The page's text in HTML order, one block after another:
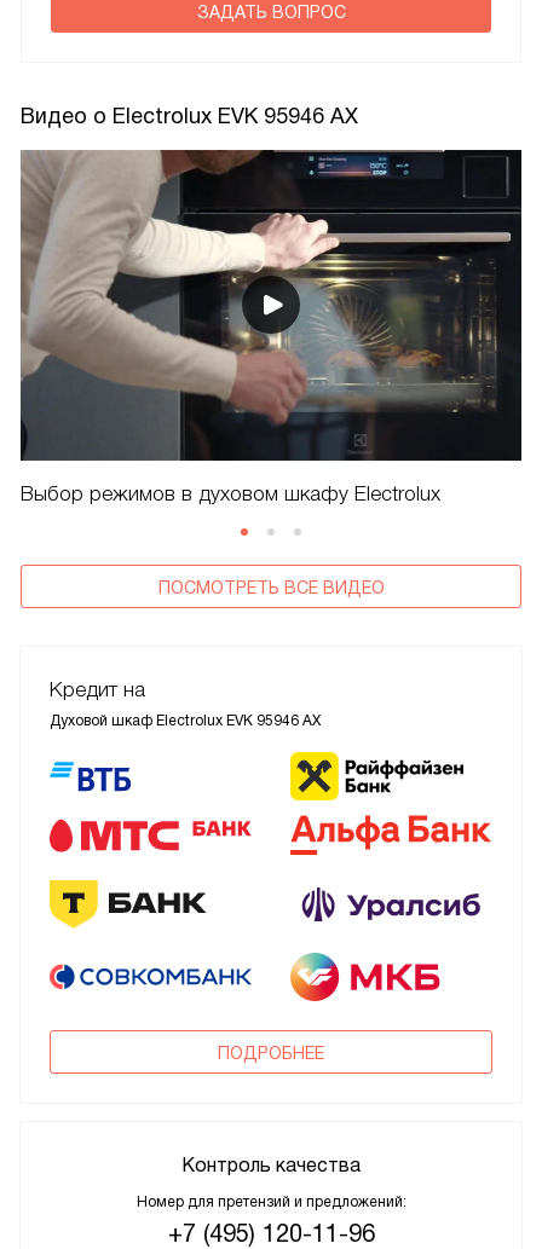
ЗАДАТЬ ВОПРОС
Видео о Electrolux EVK 95946 AX
Выбор режимов в духовом шкафу Electrolux
ПОСМОТРЕТЬ ВСЕ ВИДЕО
Кредит на
Духовой шкаф Electrolux EVK 95946 AX
ПОДРОБНЕЕ
Контроль качества
Номер для претензий и предложений:
+7 (495) 120-11-96